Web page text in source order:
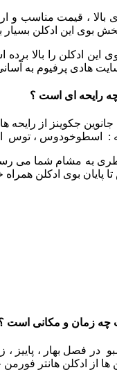
بالا ، قیمت مناسب
این ادکلن بسیار
این ادکلن را بالا
هادی پرفیوم به
چه رایحه ای است ؟
جکوینز از رایحه
: اسطوخودوس ،
به مشام شما می
پایان بوی ادکلن
چه زمان و مکانی است
در فصل بهار ،
ادکلن هانتر فورمن